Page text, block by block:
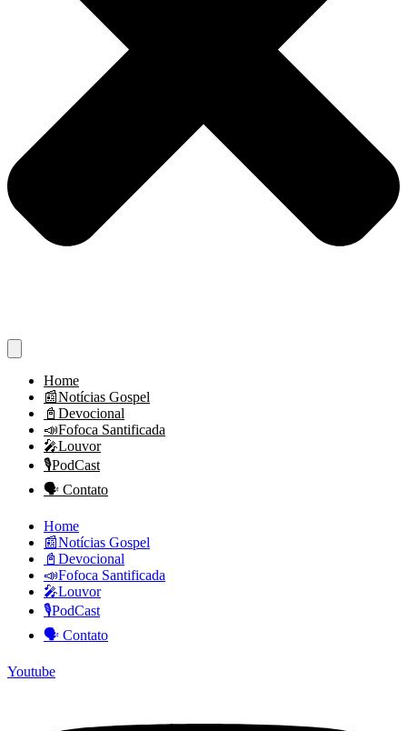
Home
📰Notícias Gospel
📓Devocional
📣Fofoca Santificada
🎤Louvor
🎙PodCast
🗣 Contato
Home
📰Notícias Gospel
📓Devocional
📣Fofoca Santificada
🎤Louvor
🎙PodCast
🗣 Contato
Youtube